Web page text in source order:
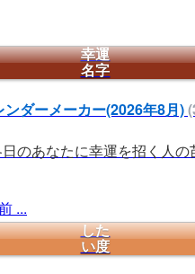
幸運
名字
ダーメーカー(2026年8月)
のあなたに幸運を招く人の
...
した
い度